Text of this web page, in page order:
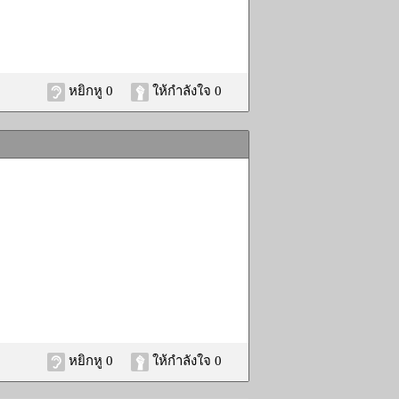
ให้กำลังใจ 0
หยิกหู 0
ให้กำลังใจ 0
หยิกหู 0